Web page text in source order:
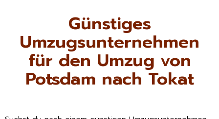
Günstiges
Umzugsunternehmen
für den Umzug von
Potsdam nach Tokat